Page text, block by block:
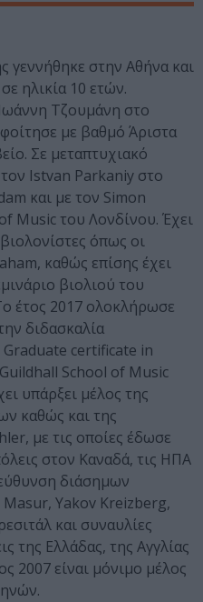
γεννήθηκε στην Αθήνα και
ηλικία 10 ετών.
Τζουμάνη στο
με βαθμό Άριστα
Σε μεταπτυχιακό
Istvan Parkaniy στο
και με τον Simon
Music του Λονδίνου. Έχει
όπως οι
καθώς επίσης έχει
βιολιού του
έτος 2017 ολοκλήρωσε
διδασκαλία
certificate in
School of Music
υπάρξει μέλος της
καθώς και της
με τις οποίες έδωσε
στον Καναδά, τις ΗΠΑ
διάσημων
Yakov Kreizberg,
και συναυλίες
της Ελλάδας, της Αγγλίας
2007 είναι μόνιμο μέλος